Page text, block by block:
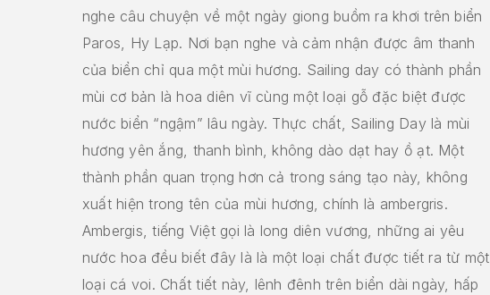
nghe câu chuyện về một ngày giong buồm ra khơi trên biển
Paros, Hy Lạp. Nơi bạn nghe và cảm nhận được âm thanh
của biển chỉ qua một mùi hương. Sailing day có thành phần
mùi cơ bản là hoa diên vĩ cùng một loại gỗ đặc biệt được
nước biển “ngậm” lâu ngày. Thực chất, Sailing Day là mùi
hương yên ắng, thanh bình, không dào dạt hay ồ ạt. Một
thành phần quan trọng hơn cả trong sáng tạo này, không
xuất hiện trong tên của mùi hương, chính là ambergris.
Ambergis, tiếng Việt gọi là long diên vương, những ai yêu
nước hoa đều biết đây là là một loại chất được tiết ra từ một
loại cá voi. Chất tiết này, lênh đênh trên biển dài ngày, hấp